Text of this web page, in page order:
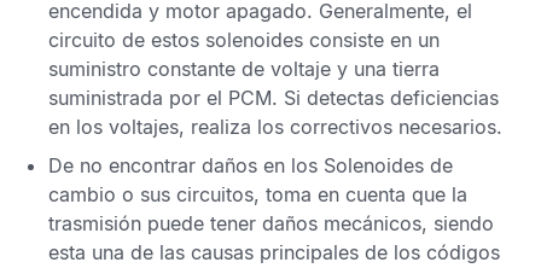
encendida y motor apagado. Generalmente, el
circuito de estos solenoides consiste en un
suministro constante de voltaje y una tierra
suministrada por el PCM. Si detectas deficiencias
en los voltajes, realiza los correctivos necesarios.
De no encontrar daños en los Solenoides de
cambio o sus circuitos, toma en cuenta que la
trasmisión puede tener daños mecánicos, siendo
esta una de las causas principales de los códigos